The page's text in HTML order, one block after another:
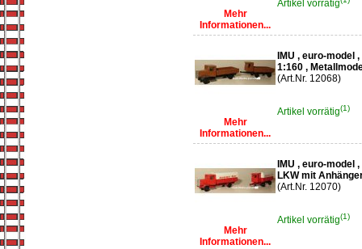
Mehr
Informationen...
Artikel vorrätig
Mehr
Informationen...
IMU , euro-model
1:160 ,
(Art.Nr. 12068)
Artikel vorrätig(1)
Mehr
Informationen...
IMU , euro-
LKW mit
(Art.Nr. 12070)
Artikel vorrätig(1)